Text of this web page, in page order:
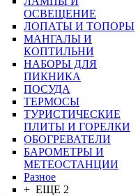
ОСВЕЩЕНИЕ
ЛОПАТЫ И ТОПОРЫ
МАНГАЛЫ И
КОПТИЛЬНИ
НАБОРЫ ДЛЯ
ПИКНИКА
ПОСУДА
ТЕРМОСЫ
ТУРИСТИЧЕСКИЕ
ПЛИТЫ И ГОРЕЛКИ
ОБОГРЕВАТЕЛИ
БАРОМЕТРЫ И
МЕТЕОСТАНЦИИ
Разное
+ ЕЩЕ 2